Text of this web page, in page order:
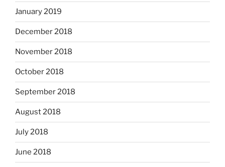
January 2019
December 2018
November 2018
October 2018
September 2018
August 2018
July 2018
June 2018